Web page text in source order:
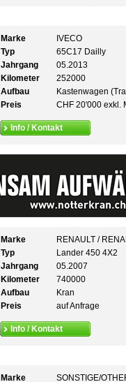
Marke
IVECO
Typ
65C17 Dailly
Jahrgang
05.2013
Kilometer
252000
Aufbau
Kastenwagen
Preis
CHF 20'000 exkl.
Info / Kontakt
Marke
RENAULT /
Typ
Lander 450 4X2
Jahrgang
05.2007
Kilometer
740000
Aufbau
Kran
Preis
auf Anfrage
Info / Kontakt
Marke SONSTIGE/